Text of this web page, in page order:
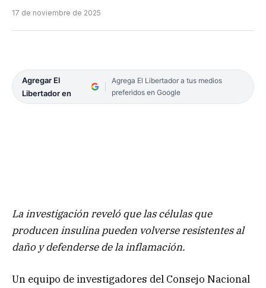
17 de noviembre de 2025
Agregar El
Libertador en
Agrega El Libertador a tus medios
preferidos en Google
La investigación reveló que las células que
producen insulina pueden volverse resistentes al
daño y defenderse de la inflamación.
Un equipo de investigadores del Consejo Nacional